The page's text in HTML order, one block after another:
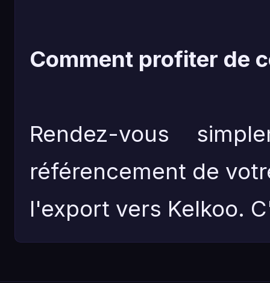
Comment profiter de
Rendez-vous
référencement de
l'export vers Kelkoo.